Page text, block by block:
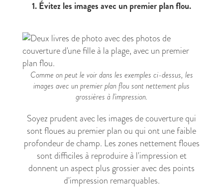
1. Évitez les images avec un premier plan flou.
Comme on peut le voir dans les exemples ci-dessus, les
images avec un premier plan flou sont nettement plus
grossières à l'impression.
Soyez prudent avec les images de couverture qui
sont floues au premier plan ou qui ont une faible
profondeur de champ. Les zones nettement floues
sont difficiles à reproduire à l'impression et
donnent un aspect plus grossier avec des points
d'impression remarquables.